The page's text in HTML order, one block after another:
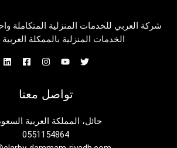
شركة العربي للخدمات المنزلية المتكاملة
الخدمات المنزلية بالممكلة
تواصل معنا
حائل، المملكة العربية
0551154864